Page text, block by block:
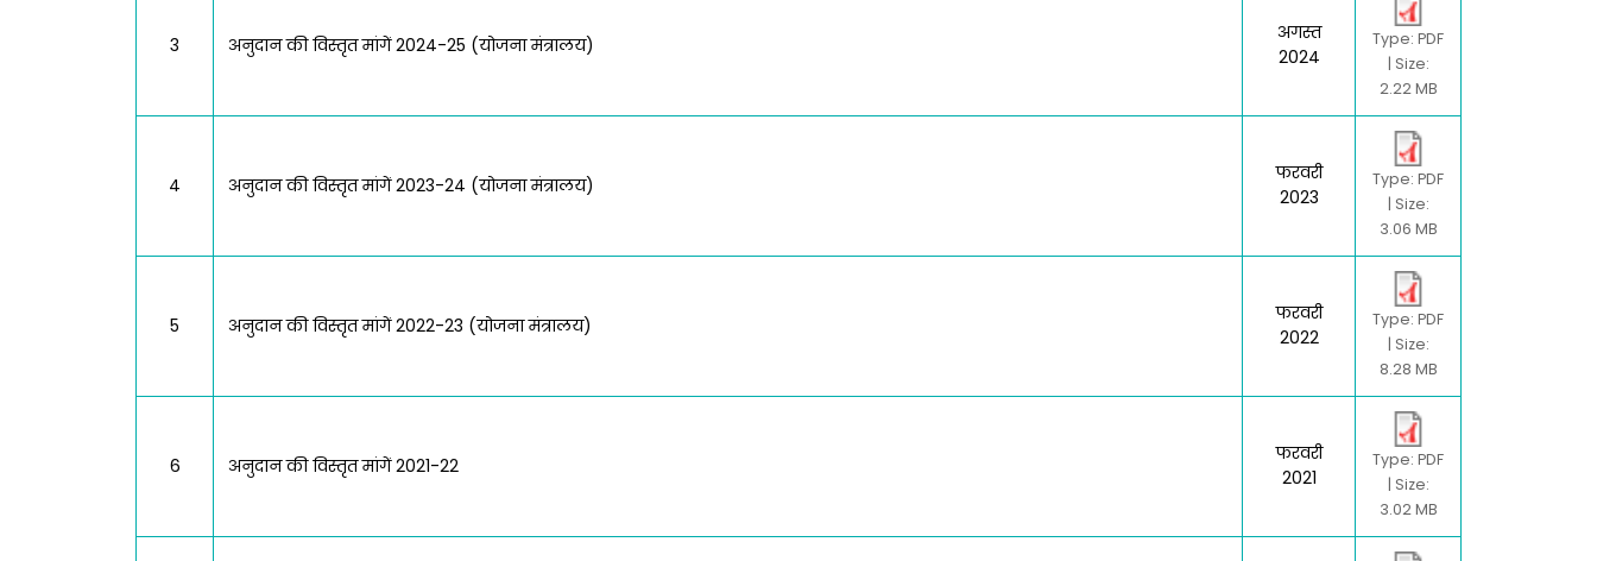
3 अनुदान की विस्तृत मांगें 2024-25 (योजना मंत्रालय)
अगस्त
2024
Type: PDF
| Size:
2.22 MB
4 अनुदान की विस्तृत मांगें 2023-24 (योजना मंत्रालय)
फरवरी
2023
Type: PDF
| Size:
3.06 MB
5 अनुदान की विस्तृत मांगें 2022-23 (योजना मंत्रालय)
फरवरी
2022
Type: PDF
| Size:
8.28 MB
6 अनुदान की विस्तृत मांगें 2021-22
फरवरी
2021
Type: PDF
| Size:
3.02 MB